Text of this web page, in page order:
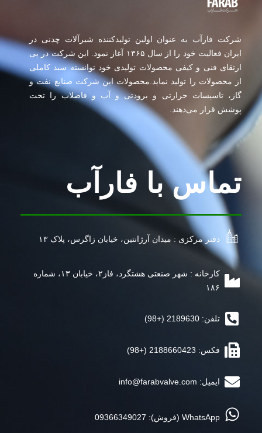
شرکت فارآب به عنوان اولین تولیدکننده شیرآلات چدنی در
ایران فعالیت خود را از سال ۱۳۶۵ آغاز نمود. این شرکت در پی
ارتقای فنی و کیفی محصولات تولیدی خود توانسته سبد کاملی
از محصولات را تولید نماید.محصولات این شرکت صنایع نفت و
گاز، تاسیسات حرارتی و برودتی و آب و فاضلاب را تحت
پوشش قرار می‌دهند.
تماس با فارآب
دفتر مرکزی : میدان آرژانتین، خیابان زاگرس، پلاک ۱۳
کارخانه : شهر صنعتی هشتگرد، فاز۲، خیابان ۱۳، شماره
۱۸۶
تلفن: 2189630 (+98)
فکس: 2188660423 (+98)
ایمیل: info@farabvalve.com
WhatsApp (فروش): 09366349027